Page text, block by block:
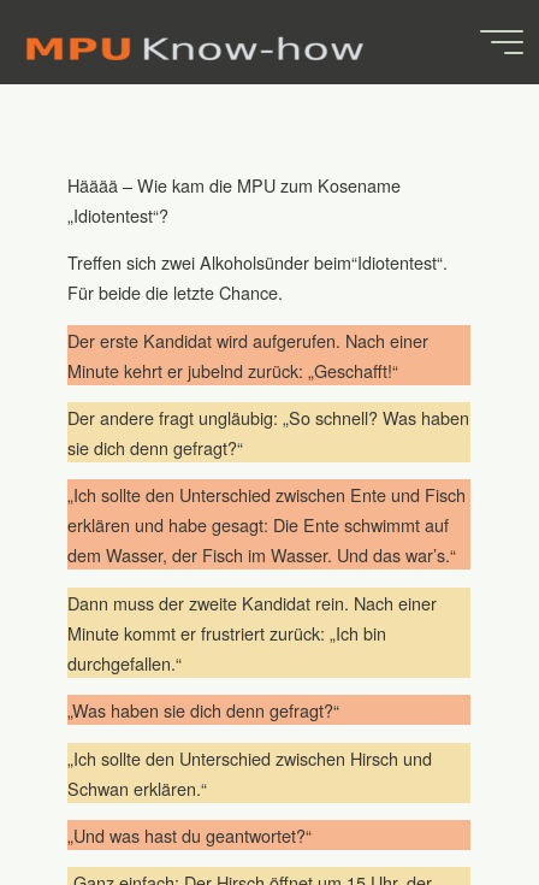
Idiotentest
Hääää – Wie kam die MPU zum Kosename
„Idiotentest“?
Treffen sich zwei Alkoholsünder beim“Idiotentest“.
Für beide die letzte Chance.
Der erste Kandidat wird aufgerufen. Nach einer
Minute kehrt er jubelnd zurück: „Geschafft!“
Der andere fragt ungläubig: „So schnell? Was haben
sie dich denn gefragt?“
„Ich sollte den Unterschied zwischen Ente und Fisch
erklären und habe gesagt: Die Ente schwimmt auf
dem Wasser, der Fisch im Wasser. Und das war’s.“
Dann muss der zweite Kandidat rein. Nach einer
Minute kommt er frustriert zurück: „Ich bin
durchgefallen.“
„Was haben sie dich denn gefragt?“
„Ich sollte den Unterschied zwischen Hirsch und
Schwan erklären.“
„Und was hast du geantwortet?“